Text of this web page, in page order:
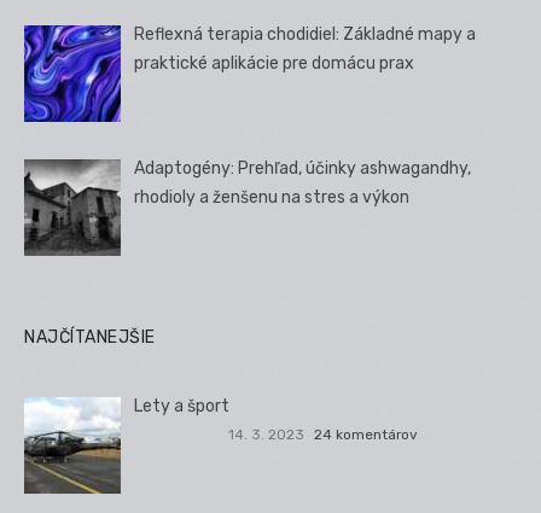
Reflexná terapia chodidiel: Základné mapy a
praktické aplikácie pre domácu prax
Adaptogény: Prehľad, účinky ashwagandhy,
rhodioly a ženšenu na stres a výkon
NAJČÍTANEJŠIE
Lety a šport
14. 3. 2023 24 komentárov